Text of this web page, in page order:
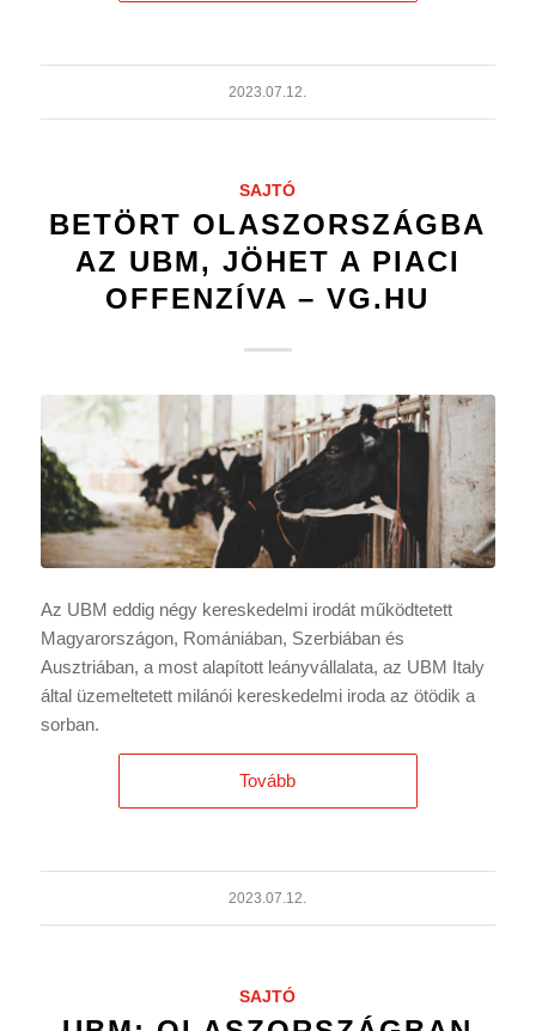
2023.07.12.
SAJTÓ
BETÖRT OLASZORSZÁGBA
AZ UBM, JÖHET A PIACI
OFFENZÍVA – VG.HU
Az UBM eddig négy kereskedelmi irodát működtetett
Magyarországon, Romániában, Szerbiában és
Ausztriában, a most alapított leányvállalata, az UBM Italy
által üzemeltetett milánói kereskedelmi iroda az ötödik a
sorban.
Tovább
2023.07.12.
SAJTÓ